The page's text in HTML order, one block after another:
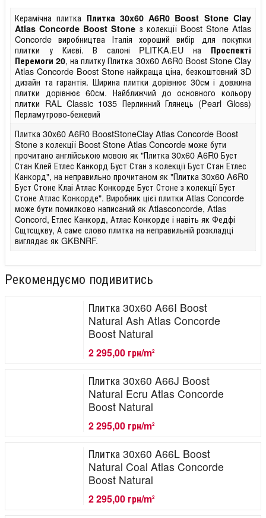
Керамічна плитка Плитка 30x60 A6R0 Boost Stone Clay
Atlas Concorde Boost Stone з колекції Boost Stone Atlas
Concorde виробництва Італія хороший вибір для покупки
плитки у Києві. В салоні PLITKA.EU на Проспекті
Перемоги 20, на плитку Плитка 30x60 A6R0 Boost Stone Clay
Atlas Concorde Boost Stone найкраща ціна, безкоштовний 3D
дизайн та гарантія. Ширина плитки дорівнює 30см і довжина
плитки дорівнює 60см. Найближчий до основного кольору
плитки RAL Classic 1035 Перлинний Глянець (Pearl Gloss)
Перламутрово-бежевий
Плитка 30x60 A6R0 BoostStoneClay Atlas Concorde Boost
Stone з колекції Boost Stone Atlas Concorde може бути
прочитано англійською мовою як "Плитка 30x60 A6R0 Буст
Стан Клей Етлес Канкорд Буст Стан з колекції Буст Стан Етлес
Канкорд", на неправильно прочитаном як "Плитка 30x60 A6R0
Буст Стоне Клаі Атлас Конкорде Буст Стоне з колекції Буст
Стоне Атлас Конкорде". Виробник цієї плитки Atlas Concorde
може бути помилково написаний як Atlasconcorde, Atlas
Concord, Етлес Канкорд, Атлас Конкорде і навіть як Федфі
Сщтсщкву, А саме слово плитка на неправильній розкладці
виглядає як GKBNRF.
Рекомендуємо подивитись
Плитка 30x60 A66I Boost
Natural Ash Atlas Concorde
Boost Natural
2 295,00 грн/m2
Плитка 30x60 A66J Boost
Natural Ecru Atlas Concorde
Boost Natural
2 295,00 грн/m2
Плитка 30x60 A66L Boost
Natural Coal Atlas Concorde
Boost Natural
2 295,00 грн/m2